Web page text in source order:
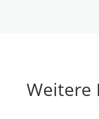
Weitere